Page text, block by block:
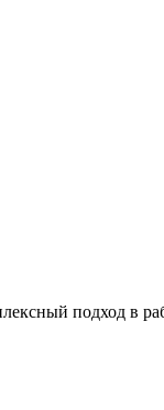
подход в